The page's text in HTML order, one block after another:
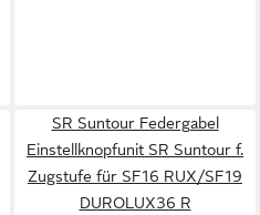
SR Suntour Federgabel
Einstellknopfunit SR Suntour f.
Zugstufe für SF16 RUX/SF19
DUROLUX36 R